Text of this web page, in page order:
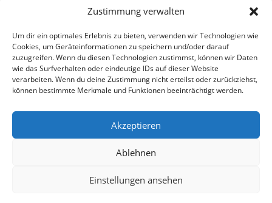
Zustimmung verwalten
Um dir ein optimales Erlebnis zu bieten, verwenden wir Technologien wie
Cookies, um Geräteinformationen zu speichern und/oder darauf
zuzugreifen. Wenn du diesen Technologien zustimmst, können wir Daten
wie das Surfverhalten oder eindeutige IDs auf dieser Website
verarbeiten. Wenn du deine Zustimmung nicht erteilst oder zurückziehst,
können bestimmte Merkmale und Funktionen beeinträchtigt werden.
Akzeptieren
Ablehnen
Einstellungen ansehen
Hofhistoriker Dr. Arie Nabrings humorvoll berichtete.
Auf dem Foto zu sehen ist Prof. Leo Peters bei
seinem letzten Bericht als Vorsitzender des Vereins,
im Vordergrund Dr. Arie Nabrings.